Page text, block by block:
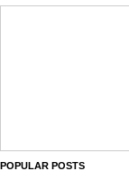
POPULAR POSTS